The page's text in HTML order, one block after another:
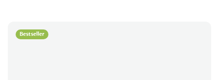
Bestseller